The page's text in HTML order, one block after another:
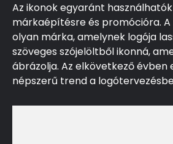
Az ikonok egyaránt
márkaépítésre és promócióra.
olyan márka, amelynek logója
szöveges szójelöltből ikonná,
ábrázolja. Az elkövetkező évben
népszerű trend a